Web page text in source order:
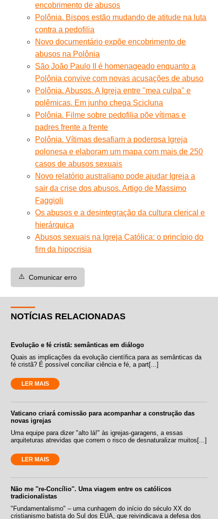
encobrimento de abusos
Polônia. Bispos estão mudando de atitude na luta
contra a pedofilia
Novo documentário expõe encobrimento de
abusos na Polônia
São João Paulo II é homenageado enquanto a
Polônia convive com novas acusações de abuso
Polônia. Abusos. A Igreja entre "mea culpa" e
polêmicas. Em junho chega Scicluna
Polônia. Filme sobre pedofilia põe vítimas e
padres frente a frente
Polônia. Vítimas desafiam a poderosa Igreja
polonesa e elaboram um mapa com mais de 250
casos de abusos sexuais
Novo relatório australiano pode ajudar Igreja a
sair da crise dos abusos. Artigo de Massimo
Faggioli
Os abusos e a desintegração da cultura clerical e
hierárquica
Abusos sexuais na Igreja Católica: o princípio do
fim da hipocrisia
⚠️ Comunicar erro
NOTÍCIAS RELACIONADAS
Evolução e fé cristã: semânticas em diálogo
Quais as implicações da evolução científica para as semânticas da
fé cristã? É possível conciliar ciência e fé, a part[...]
LER MAIS
Vaticano criará comissão para acompanhar a construção das
novas igrejas
Uma equipe para dizer "alto lá!" às igrejas-garagens, a essas
arquiteturas atrevidas que correm o risco de desnaturalizar muitos[...]
LER MAIS
Não me ''re-Concílio''. Uma viagem entre os católicos
tradicionalistas
"Fundamentalismo" – uma cunhagem do início do século XX do
cristianismo batista do Sul dos EUA, que reivindicava a defesa dos